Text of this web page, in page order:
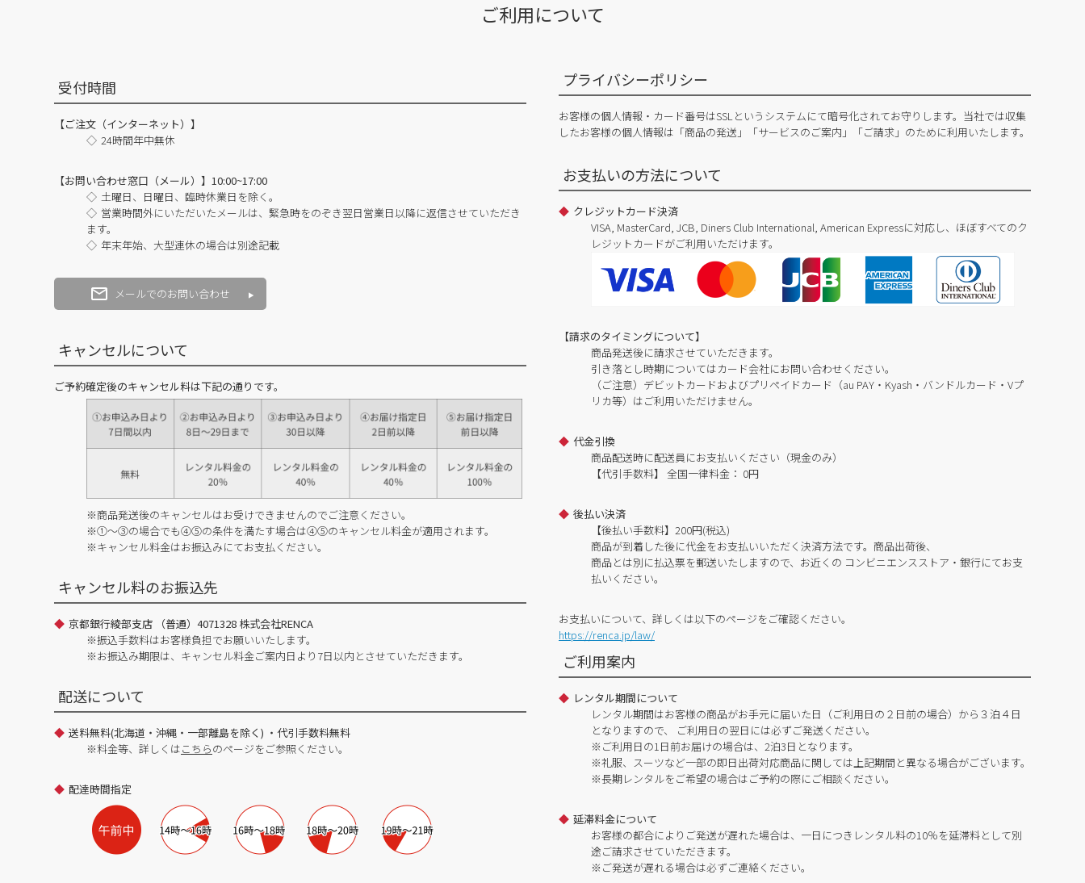
ご利用について
受付時間
【ご注文（インターネット）】
24時間年中無休
【お問い合わせ窓口（メール）】10:00~17:00
土曜日、日曜日、臨時休業日を除く。
営業時間外にいただいたメールは、緊急時をのぞき翌日営業日以降に返信させていただき
ます。
年末年始、大型連休の場合は別途記載
メールでのお問い合わせ
キャンセルについて
ご予約確定後のキャンセル料は下記の通りです。
※商品発送後のキャンセルはお受けできませんのでご注意ください。
※①～③の場合でも④⑤の条件を満たす場合は④⑤のキャンセル料金が適用されます。
※キャンセル料金はお振込みにてお支払ください。
キャンセル料のお振込先
京都銀行綾部支店 （普通）4071328 株式会社RENCA
※振込手数料はお客様負担でお願いいたします。
※お振込み期限は、キャンセル料金ご案内日より7日以内とさせていただきます。
配送について
送料無料(北海道・沖縄・一部離島を除く) ・代引手数料無料
※料金等、詳しくはこちらのページをご参照ください。
配達時間指定
プライバシーポリシー
お客様の個人情報・カード番号はSSLというシステムにて暗号化されてお守りします。当社では収集
したお客様の個人情報は「商品の発送」「サービスのご案内」「ご請求」のために利用いたします。
お支払いの方法について
クレジットカード決済
VISA, MasterCard, JCB, Diners Club International, American Expressに対応し、ほぼすべてのク
レジットカードがご利用いただけます。
【請求のタイミングについて】
商品発送後に請求させていただきます。
引き落とし時期についてはカード会社にお問い合わせください。
（ご注意）デビットカードおよびプリペイドカード（au PAY・Kyash・バンドルカード・Vプ
リカ等）はご利用いただけません。
代金引換
商品配送時に配送員にお支払いください（現金のみ）
【代引手数料】 全国一律料金： 0円
後払い決済
【後払い手数料】200円(税込)
商品が到着した後に代金をお支払いいただく決済方法です。商品出荷後、
商品とは別に払込票を郵送いたしますので、お近くの コンビニエンスストア・銀行にてお支
払いください。
お支払いについて、詳しくは以下のページをご確認ください。
https://renca.jp/law/
ご利用案内
レンタル期間について
レンタル期間はお客様の商品がお手元に届いた日（ご利用日の２日前の場合）から３泊４日
となりますので、 ご利用日の翌日には必ずご発送ください。
※ご利用日の1日前お届けの場合は、2泊3日となります。
※礼服、スーツなど一部の即日出荷対応商品に関しては上記期間と異なる場合がございます。
※長期レンタルをご希望の場合はご予約の際にご相談ください。
延滞料金について
お客様の都合によりご発送が遅れた場合は、一日につきレンタル料の10％を延滞料として別
途ご請求させていただきます。
※ご発送が遅れる場合は必ずご連絡ください。